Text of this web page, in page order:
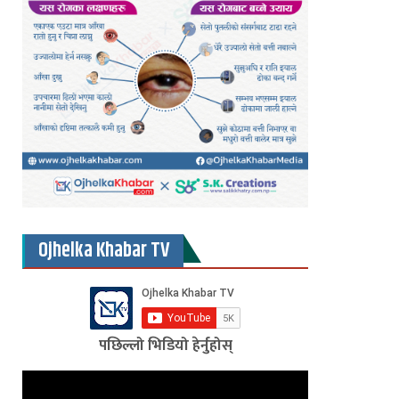
Ojhelka Khabar TV
पछिल्लो भिडियो हेर्नुहोस्